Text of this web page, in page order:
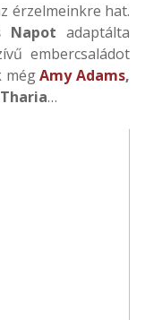
érzelmeinkre hat.
Napot adaptálta
embercsaládot
mégAmy Adams,
…